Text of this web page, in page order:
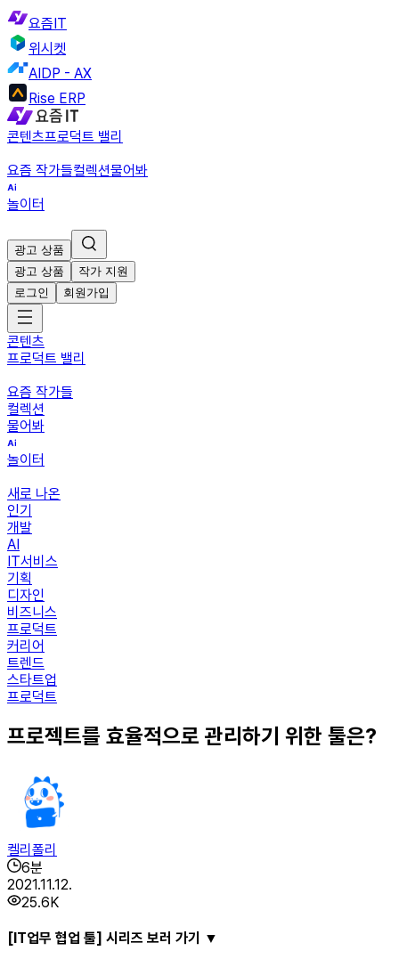
요즘IT
위시켓
AIDP - AX
Rise ERP
콘텐츠프로덕트 밸리
요즘 작가들컬렉션물어봐
놀이터
광고 상품
광고 상품
작가 지원
로그인
회원가입
콘텐츠
프로덕트 밸리
요즘 작가들
컬렉션
물어봐
놀이터
새로 나온
인기
개발
AI
IT서비스
기획
디자인
비즈니스
프로덕트
커리어
트렌드
스타트업
프로덕트
프로젝트를 효율적으로 관리하기 위한 툴은?
켈리폴리
6분
2021.11.12.
25.6K
[IT업무 협업 툴] 시리즈 보러 가기 ▼